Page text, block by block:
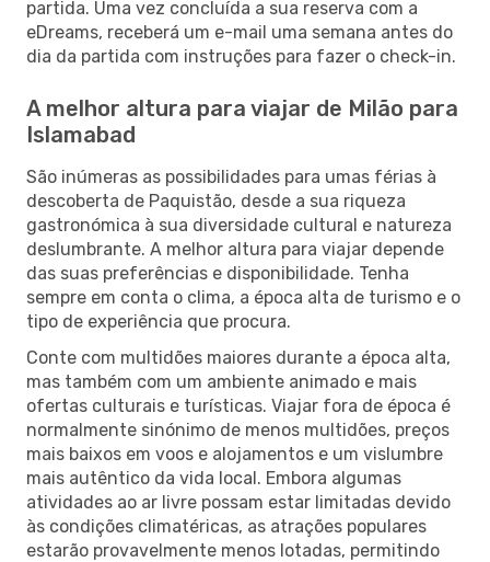
partida. Uma vez concluída a sua reserva com a
eDreams, receberá um e-mail uma semana antes do
dia da partida com instruções para fazer o check-in.
A melhor altura para viajar de Milão para
Islamabad
São inúmeras as possibilidades para umas férias à
descoberta de Paquistão, desde a sua riqueza
gastronómica à sua diversidade cultural e natureza
deslumbrante. A melhor altura para viajar depende
das suas preferências e disponibilidade. Tenha
sempre em conta o clima, a época alta de turismo e o
tipo de experiência que procura.
Conte com multidões maiores durante a época alta,
mas também com um ambiente animado e mais
ofertas culturais e turísticas. Viajar fora de época é
normalmente sinónimo de menos multidões, preços
mais baixos em voos e alojamentos e um vislumbre
mais autêntico da vida local. Embora algumas
atividades ao ar livre possam estar limitadas devido
às condições climatéricas, as atrações populares
estarão provavelmente menos lotadas, permitindo